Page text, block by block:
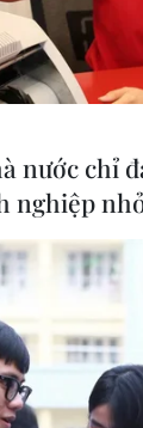
Xem thêm
TẤN XÃ VIỆT
TIẾN DUẨN
NGUYỄN
nước chỉ
nghiệp